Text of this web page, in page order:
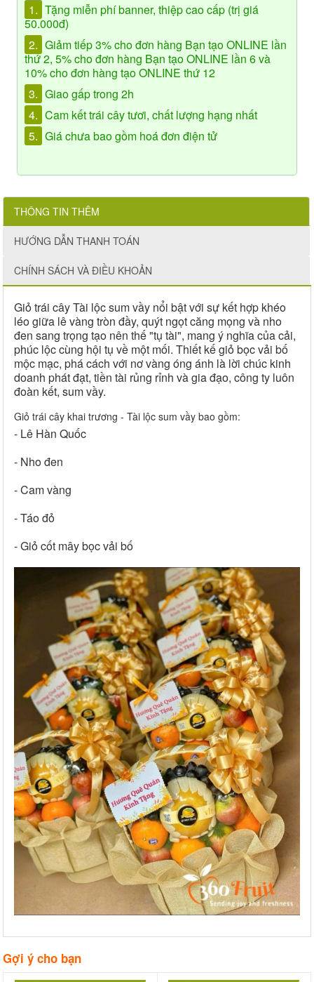
1. Tặng miễn phí banner, thiệp cao cấp (trị giá
50.000đ)
2. Giảm tiếp 3% cho đơn hàng Bạn tạo ONLINE lần
thứ 2, 5% cho đơn hàng Bạn tạo ONLINE lần 6 và
10% cho đơn hàng tạo ONLINE thứ 12
3. Giao gấp trong 2h
4. Cam kết trái cây tươi, chất lượng hạng nhất
5. Giá chưa bao gồm hoá đơn điện tử
THÔNG TIN THÊM
HƯỚNG DẪN THANH TOÁN
CHÍNH SÁCH VÀ ĐIỀU KHOẢN
Giỏ trái cây Tài lộc sum vầy nổi bật với sự kết hợp khéo
léo giữa lê vàng tròn đầy, quýt ngọt căng mọng và nho
đen sang trọng tạo nên thế "tụ tài", mang ý nghĩa của cải,
phúc lộc cùng hội tụ về một mối. Thiết kế giỏ bọc vải bố
mộc mạc, phá cách với nơ vàng óng ánh là lời chúc kinh
doanh phát đạt, tiền tài rủng rỉnh và gia đạo, công ty luôn
đoàn kết, sum vầy.
Giỏ trái cây khai trương - Tài lộc sum vầy bao gồm:
- Lê Hàn Quốc
- Nho đen
- Cam vàng
- Táo đỏ
- Giỏ cốt mây bọc vải bố
Gợi ý cho bạn